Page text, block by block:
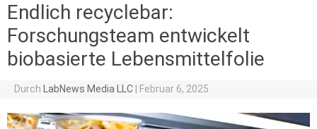
Endlich recyclebar:
Forschungsteam entwickelt
biobasierte Lebensmittelfolie
Durch LabNews Media LLC Februar 6, 2025